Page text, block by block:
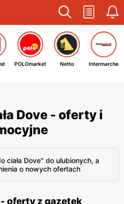
POLOmarket Netto Intermarche
Dove - oferty i
ciała Dove" do ulubionych, a
o nowych ofertach
- oferty z gazetek